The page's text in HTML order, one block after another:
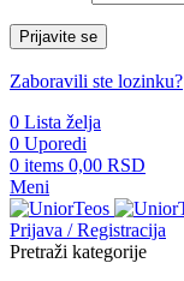
Prijavite se
Zaboravili ste lozinku?
0 Lista želja
0 Uporedi
0 items 0,00 RSD
Meni
Prijava / Registracija
Pretraži kategorije